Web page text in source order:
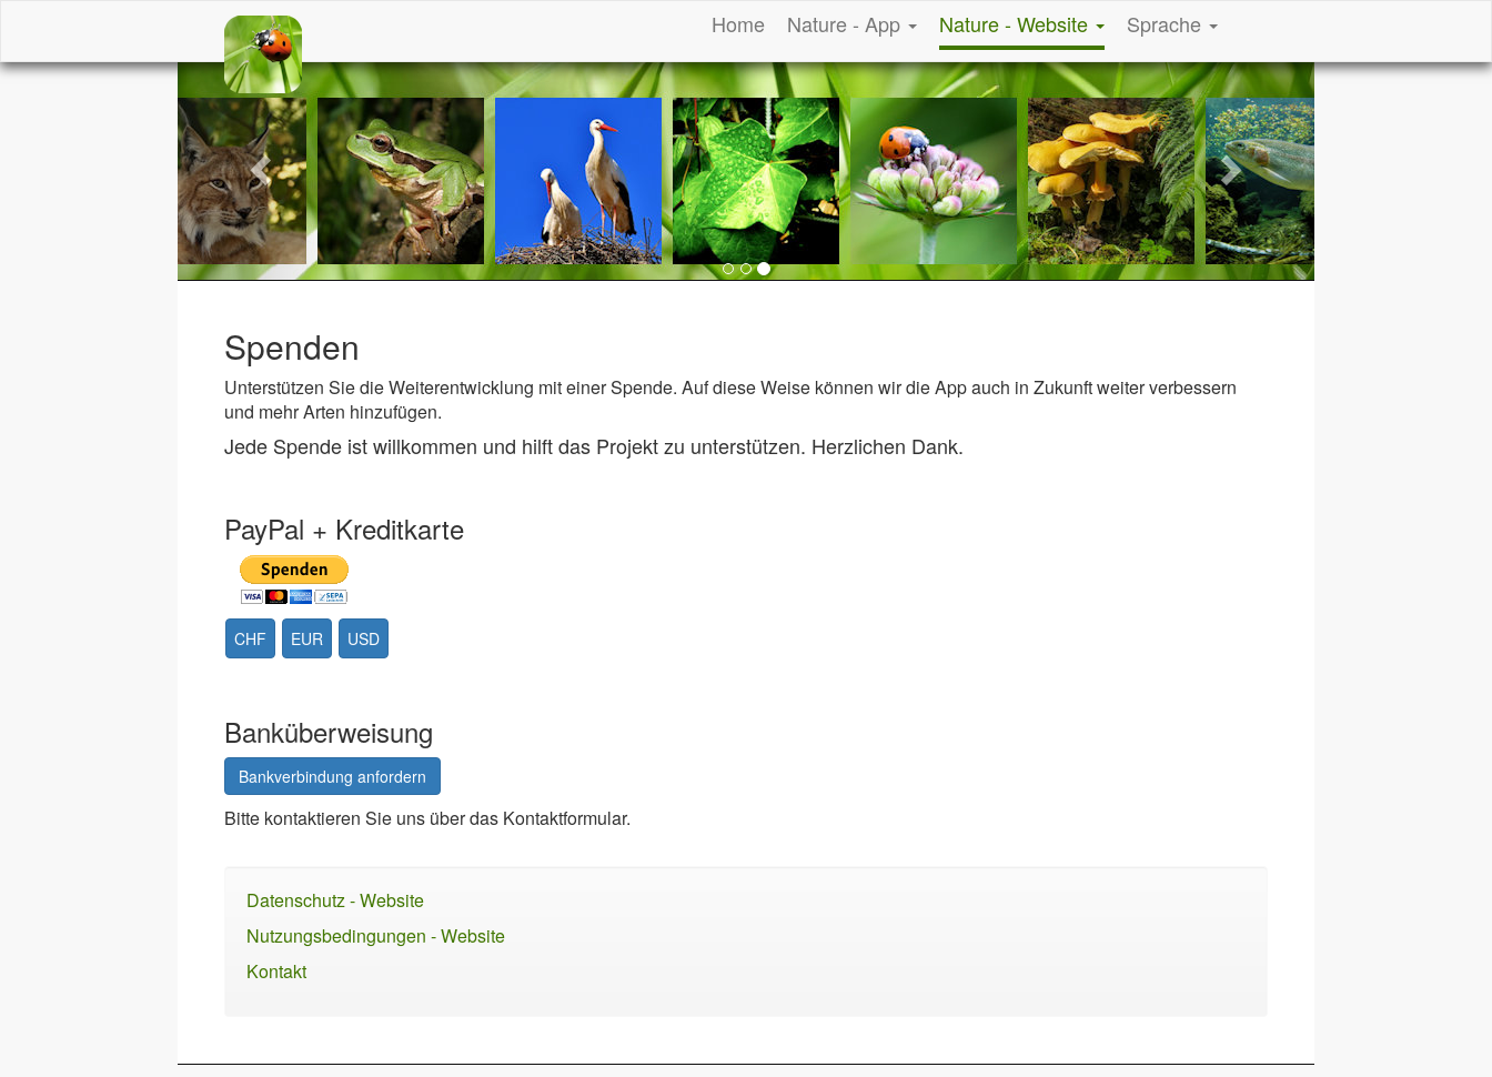
Home Nature - App Nature - Website Sprache
Previous Next
Spenden
Unterstützen Sie die Weiterentwicklung mit einer Spende. Auf diese Weise können wir die App auch in Zukunft weiter verbessern
und mehr Arten hinzufügen.
Jede Spende ist willkommen und hilft das Projekt zu unterstützen. Herzlichen Dank.
PayPal + Kreditkarte
CHF EUR USD
Banküberweisung
Bankverbindung anfordern
Bitte kontaktieren Sie uns über das Kontaktformular.
Datenschutz - Website
Nutzungsbedingungen - Website
Kontakt